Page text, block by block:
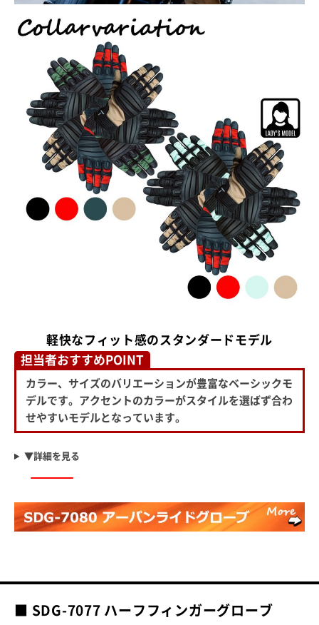
軽快なフィット感のスタンダードモデル
担当者おすすめPOINT
カラー、サイズのバリエーションが豊富なベーシックモ
デルです。アクセントのカラーがスタイルを選ばず合わ
せやすいモデルとなっています。
▼詳細を見る
■ SDG-7077 ハーフフィンガーグローブ